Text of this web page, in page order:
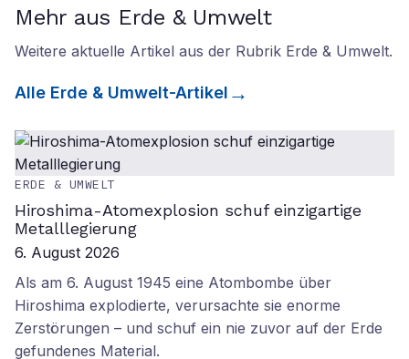
Mehr aus Erde & Umwelt
Weitere aktuelle Artikel aus der Rubrik Erde & Umwelt.
Alle Erde & Umwelt-Artikel
ERDE & UMWELT
Hiroshima-Atomexplosion schuf einzigartige
Metalllegierung
6. August 2026
Als am 6. August 1945 eine Atombombe über
Hiroshima explodierte, verursachte sie enorme
Zerstörungen – und schuf ein nie zuvor auf der Erde
gefundenes Material.